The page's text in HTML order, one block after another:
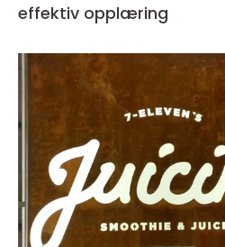
effektiv opplæring